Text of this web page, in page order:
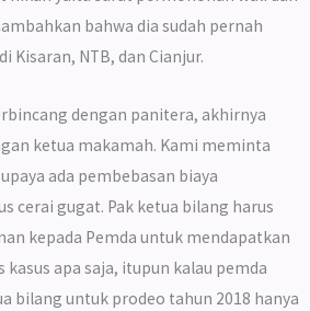
bahwa dia sudah pernah
Kisaran, NTB, dan Cianjur.
dengan panitera, akhirnya
ketua makamah. Kami meminta
ada pembebasan biaya
cerai gugat. Pak ketua bilang harus
kepada Pemda untuk mendapatkan
kasus apa saja, itupun kalau pemda
bilang untuk prodeo tahun 2018 hanya